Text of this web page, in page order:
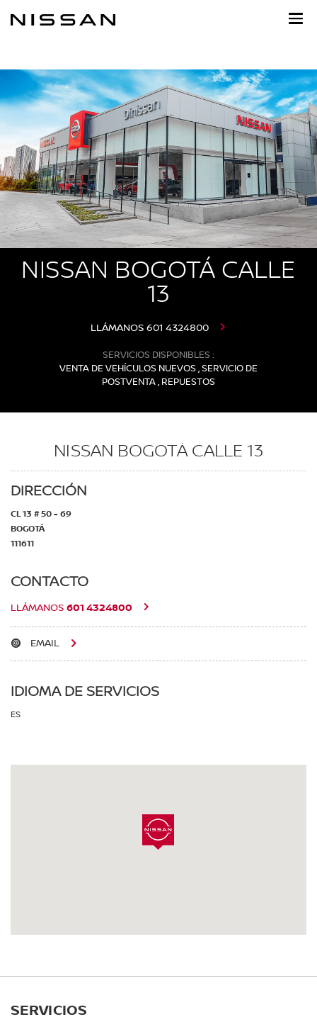
NISSAN BOGOTÁ CALLE
13
LLÁMANOS 601 4324800
SERVICIOS DISPONIBLES :
VENTA DE VEHÍCULOS NUEVOS , SERVICIO DE
POSTVENTA , REPUESTOS
NISSAN BOGOTÁ CALLE 13
DIRECCIÓN
CL 13 # 50 - 69
BOGOTÁ
111611
CONTACTO
LLÁMANOS 601 4324800
EMAIL
IDIOMA DE SERVICIOS
ES
SERVICIOS